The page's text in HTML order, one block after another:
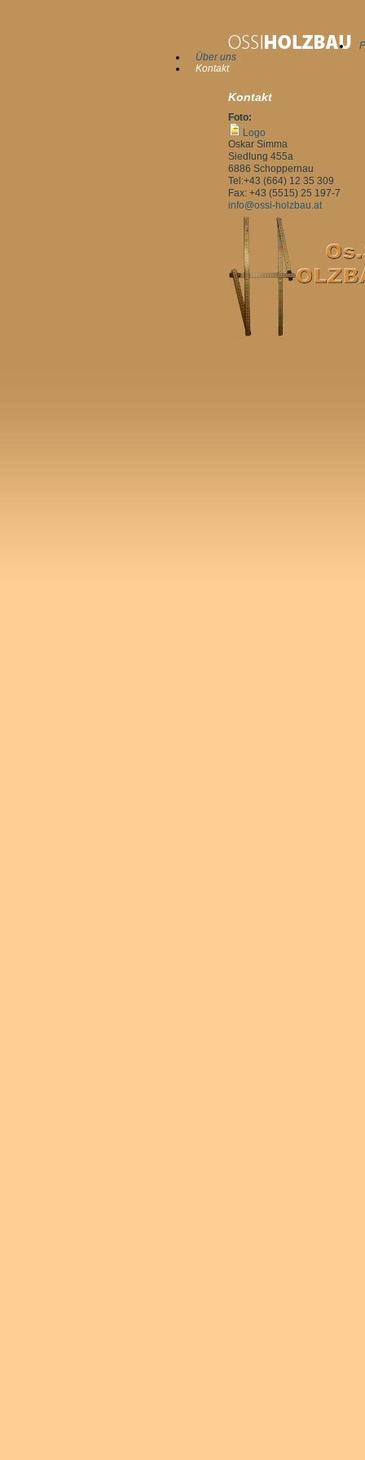
Über uns
Kontakt
Kontakt
Foto:
Logo
Oskar Simma
Siedlung 455a
6886 Schoppernau
Tel:+43 (664) 12 35 309
Fax: +43 (5515) 25 197-7
info@ossi-holzbau.at